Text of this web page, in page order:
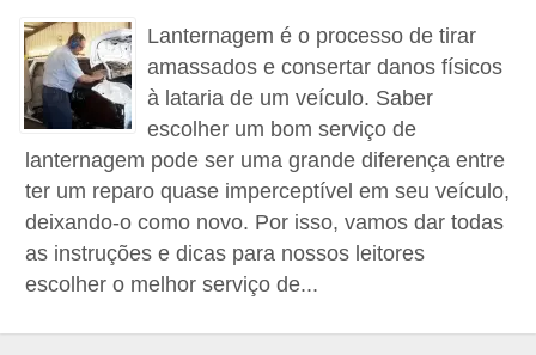
Lanternagem é o processo de tirar
amassados e consertar danos físicos
à lataria de um veículo. Saber
escolher um bom serviço de
lanternagem pode ser uma grande diferença entre
ter um reparo quase imperceptível em seu veículo,
deixando-o como novo. Por isso, vamos dar todas
as instruções e dicas para nossos leitores
escolher o melhor serviço de...
s
e
o
c
i
o
n